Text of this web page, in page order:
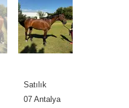
Satılık
07 Antalya